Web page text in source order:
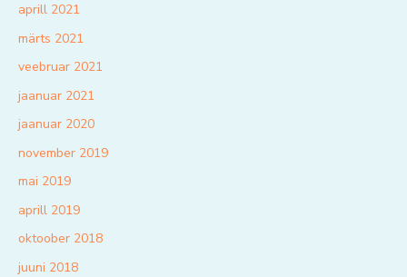
aprill 2021
märts 2021
veebruar 2021
jaanuar 2021
jaanuar 2020
november 2019
mai 2019
aprill 2019
oktoober 2018
juuni 2018